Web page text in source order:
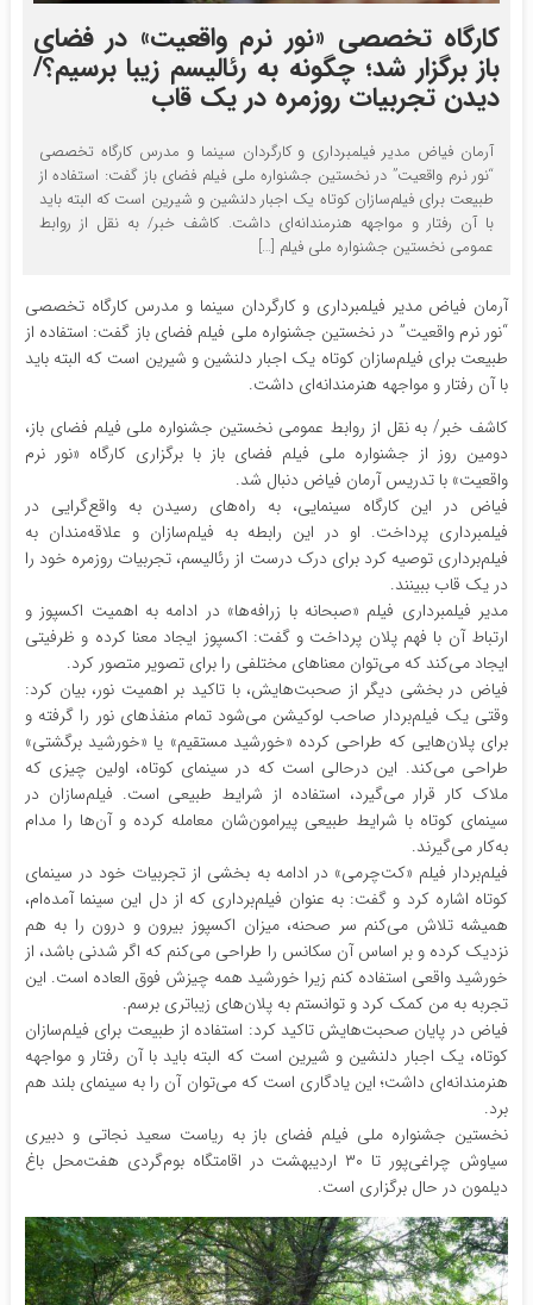
کارگاه تخصصی «نور نرم واقعیت» در فضای
باز برگزار شد؛ چگونه به رئالیسم زیبا برسیم؟/
دیدن تجربیات روزمره در یک قاب
آرمان فیاض مدیر فیلمبرداری و کارگردان سینما و مدرس کارگاه تخصصی
“نور نرم واقعیت” در نخستین جشنواره ملی فیلم فضای باز گفت: استفاده از
طبیعت برای فیلم‌سازان کوتاه یک اجبار دلنشین و شیرین است که البته باید
با آن رفتار و مواجهه هنرمندانه‌ای داشت. کاشف خبر/ به نقل از روابط
عمومی نخستین جشنواره ملی فیلم […]
آرمان فیاض مدیر فیلمبرداری و کارگردان سینما و مدرس کارگاه تخصصی
“نور نرم واقعیت” در نخستین جشنواره ملی فیلم فضای باز گفت: استفاده از
طبیعت برای فیلم‌سازان کوتاه یک اجبار دلنشین و شیرین است که البته باید
با آن رفتار و مواجهه هنرمندانه‌ای داشت.
کاشف خبر/ به نقل از روابط عمومی نخستین جشنواره ملی فیلم فضای باز،
دومین روز از جشنواره ملی فیلم فضای باز با برگزاری کارگاه «نور نرم
واقعیت» با تدریس آرمان فیاض دنبال شد.
فیاض در این کارگاه سینمایی، به راه‌های رسیدن به واقع‌گرایی در
فیلمبرداری پرداخت. او در این رابطه به فیلم‌سازان و علاقه‌مندان به
فیلم‌برداری توصیه کرد برای درک درست از رئالیسم، تجربیات روزمره خود را
در یک قاب ببینند.
مدیر فیلمبرداری فیلم «صبحانه با زرافه‌ها» در ادامه به اهمیت اکسپوز و
ارتباط آن با فهم پلان پرداخت و گفت: اکسپوز ایجاد معنا کرده و ظرفیتی
ایجاد می‌کند که می‌توان معناهای مختلفی را برای تصویر متصور کرد.
فیاض در بخشی دیگر از صحبت‌هایش، با تاکید بر اهمیت نور، بیان کرد:
وقتی یک فیلم‌بردار صاحب لوکیشن می‌شود تمام منفذهای نور را گرفته و
برای پلان‌هایی که طراحی کرده «خورشید مستقیم» یا «خورشید برگشتی»
طراحی می‌کند. این درحالی است که در سینمای کوتاه، اولین چیزی که
ملاک کار قرار می‌گیرد، استفاده از شرایط طبیعی است. فیلم‌سازان در
سینمای کوتاه با شرایط طبیعی پیرامون‌شان معامله کرده و آن‌ها را مدام
به‌کار می‌گیرند.
فیلم‌بردار فیلم «کت‌چرمی» در ادامه به بخشی از تجربیات خود در سینمای
کوتاه اشاره کرد و گفت: به عنوان فیلم‌برداری که از دل این سینما آمده‌ام،
همیشه تلاش می‌کنم سر صحنه، میزان اکسپوز بیرون و درون را به هم
نزدیک کرده و بر اساس آن سکانس را طراحی می‌کنم که اگر شدنی باشد، از
خورشید واقعی استفاده کنم زیرا خورشید همه چیزش فوق العاده است. این
تجربه به من کمک کرد و توانستم به پلان‌های زیباتری برسم.
فیاض در پایان صحبت‌هایش تاکید کرد: استفاده از طبیعت برای فیلم‌سازان
کوتاه، یک اجبار دلنشین و شیرین است که البته باید با آن رفتار و مواجهه
هنرمندانه‌ای داشت؛ این یادگاری است که می‌توان آن را به سینمای بلند هم
برد.
نخستین جشنواره ملی فیلم فضای باز به ریاست سعید نجاتی و دبیری
سیاوش چراغی‌پور تا ۳۰ اردیبهشت در اقامتگاه بوم‌گردی هفت‌محل باغ
دیلمون در حال برگزاری است.